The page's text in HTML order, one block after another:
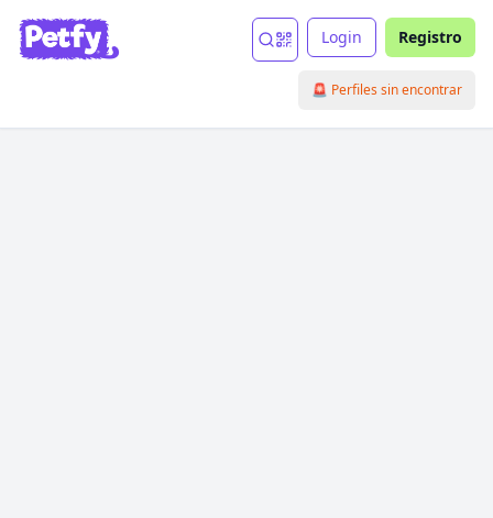
Login Registro
🚨 Perfiles sin encontrar